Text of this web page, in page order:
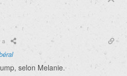
a
selon Melanie.